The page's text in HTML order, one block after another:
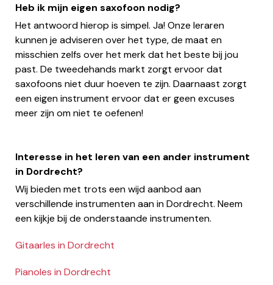
Heb ik mijn eigen saxofoon nodig?
Het antwoord hierop is simpel. Ja! Onze leraren
kunnen je adviseren over het type, de maat en
misschien zelfs over het merk dat het beste bij jou
past. De tweedehands markt zorgt ervoor dat
saxofoons niet duur hoeven te zijn. Daarnaast zorgt
een eigen instrument ervoor dat er geen excuses
meer zijn om niet te oefenen!
Interesse in het leren van een ander instrument
in Dordrecht?
Wij bieden met trots een wijd aanbod aan
verschillende instrumenten aan in Dordrecht. Neem
een kijkje bij de onderstaande instrumenten.
Gitaarles in Dordrecht
Pianoles in Dordrecht